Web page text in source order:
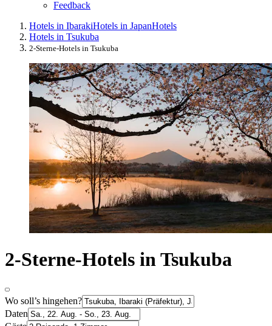
Feedback
Hotels in IbarakiHotels in JapanHotels
Hotels in Tsukuba
2-Sterne-Hotels in Tsukuba
2-Sterne-Hotels in Tsukuba
Wo soll’s hingehen?
Daten